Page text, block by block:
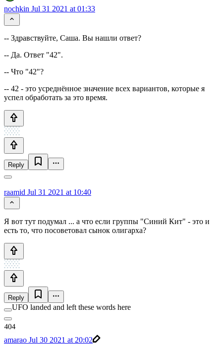
nochkin Jul 31 2021 at 01:33
-- Здравствуйте, Саша. Вы нашли ответ?
-- Да. Ответ "42".
-- Что "42"?
-- 42 - это усреднённое значение всех вариантов, которые я
успел обработать за это время.
Reply
raamid Jul 31 2021 at 10:40
Я вот тут подумал ... а что если группы "Синий Кит" - это и
есть то, что посоветовал сынок олигарха?
Reply
UFO landed and left these words here
amarao Jul 30 2021 at 20:02